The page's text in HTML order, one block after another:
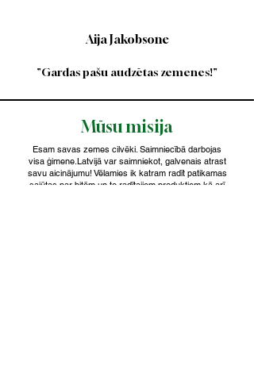
Aija Jakobsone
"Gardas pašu audzētas zemenes!"
Mūsu misija
Esam savas zemes cilvēki. Saimniecībā darbojas
visa ģimene.Latvijā var saimniekot, galvenais atrast
savu aicinājumu! Vēlamies ik katram radīt patikamas
sajūtas par bitēm un to radītajiem produktiem,kā arī